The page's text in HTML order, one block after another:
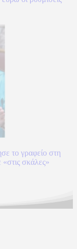
το γραφείο στη
σκάλες»